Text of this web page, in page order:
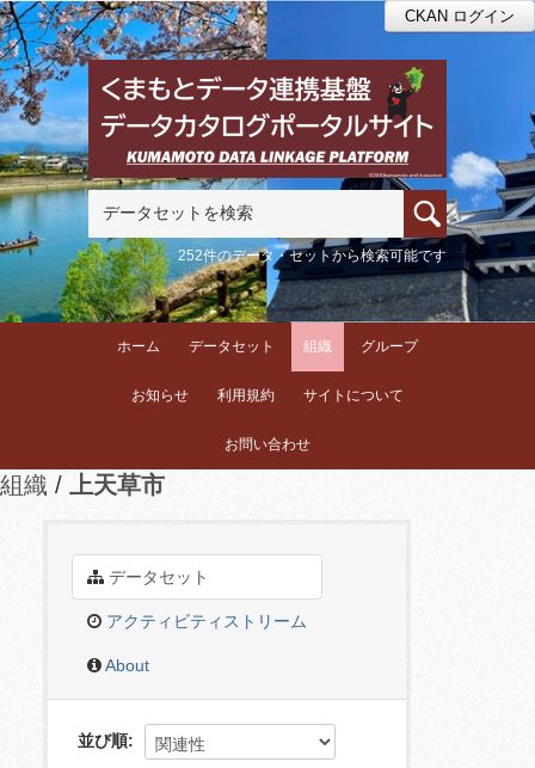
CKAN ログイン
252件のデータ・セットから検索可能です
ホーム データセット 組織 グループ
お知らせ 利用規約 サイトについて
お問い合わせ
組織 上天草市
データセット
アクティビティストリーム
About
並び順